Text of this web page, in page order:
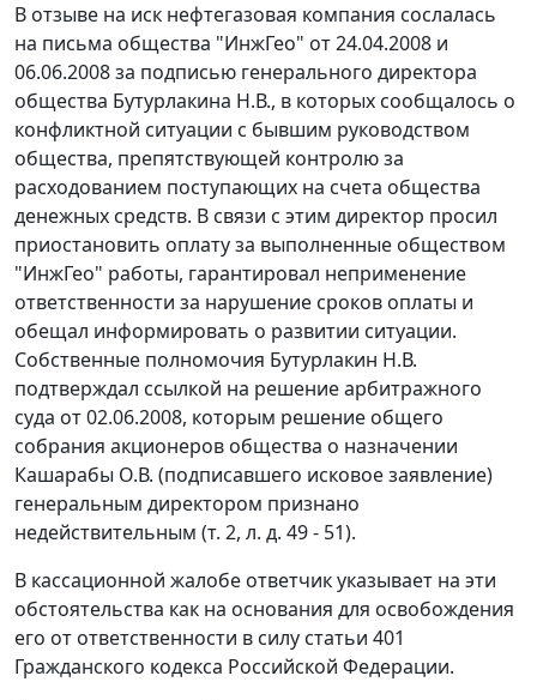
В отзыве на иск нефтегазовая компания сослалась
на письма общества "ИнжГео" от 24.04.2008 и
06.06.2008 за подписью генерального директора
общества Бутурлакина Н.В., в которых сообщалось о
конфликтной ситуации с бывшим руководством
общества, препятствующей контролю за
расходованием поступающих на счета общества
денежных средств. В связи с этим директор просил
приостановить оплату за выполненные обществом
"ИнжГео" работы, гарантировал неприменение
ответственности за нарушение сроков оплаты и
обещал информировать о развитии ситуации.
Собственные полномочия Бутурлакин Н.В.
подтверждал ссылкой на решение арбитражного
суда от 02.06.2008, которым решение общего
собрания акционеров общества о назначении
Кашарабы О.В. (подписавшего исковое заявление)
генеральным директором признано
недействительным (т. 2, л. д. 49 - 51).
В кассационной жалобе ответчик указывает на эти
обстоятельства как на основания для освобождения
его от ответственности в силу статьи 401
Гражданского кодекса Российской Федерации.